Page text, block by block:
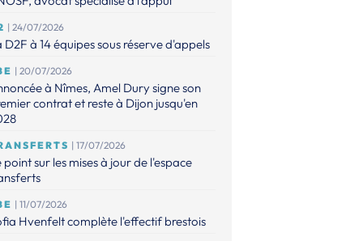
| 24/07/2026
D2F à 14 équipes sous réserve d'appels
| 20/07/2026
à Nîmes, Amel Dury signe son
contrat et reste à Dijon jusqu'en
| 17/07/2026
point sur les mises à jour de l'espace
| 11/07/2026
Hvenfelt complète l'effectif brestois